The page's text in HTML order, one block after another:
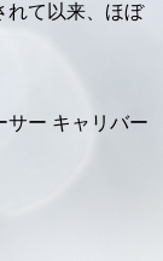
れて以来、ほぼ
サー キャリバー